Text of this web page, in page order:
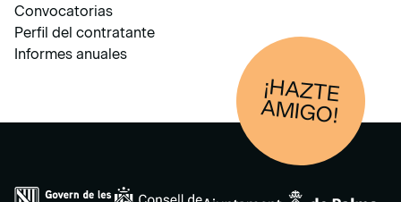
Convocatorias
Perfil del contratante
Informes anuales
¡HAZTE
AM
IGO!